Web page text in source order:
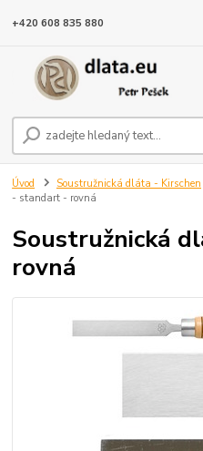
+420 608 835 880
Úvod Soustružnická dláta - Kirschen
- standart - rovná
Soustružnická
rovná